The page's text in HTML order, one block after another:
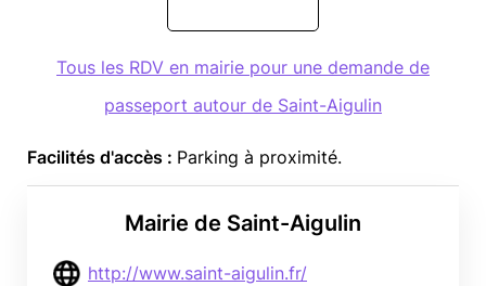
Mairie de Saint-Aigulin
http://www.saint-aigulin.fr/
Tous les RDV en mairie pour une demande de
passeport autour de Saint-Aigulin
Facilités d'accès : Parking à proximité.